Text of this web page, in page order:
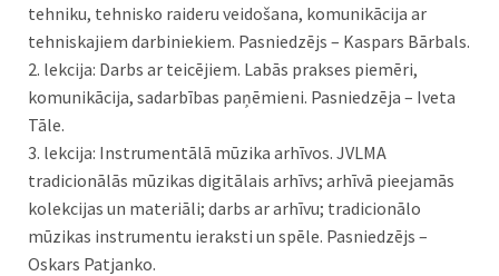
tehniku, tehnisko raideru veidošana, komunikācija ar
tehniskajiem darbiniekiem. Pasniedzējs – Kaspars Bārbals.
2. lekcija: Darbs ar teicējiem. Labās prakses piemēri,
komunikācija, sadarbības paņēmieni. Pasniedzēja – Iveta
Tāle.
3. lekcija: Instrumentālā mūzika arhīvos. JVLMA
tradicionālās mūzikas digitālais arhīvs; arhīvā pieejamās
kolekcijas un materiāli; darbs ar arhīvu; tradicionālo
mūzikas instrumentu ieraksti un spēle. Pasniedzējs –
Oskars Patjanko.